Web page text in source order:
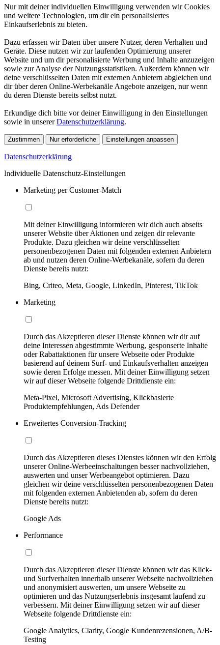
Nur mit deiner individuellen Einwilligung verwenden wir Cookies
und weitere Technologien, um dir ein personalisiertes
Einkaufserlebnis zu bieten.
Dazu erfassen wir Daten über unsere Nutzer, deren Verhalten und
Geräte. Diese nutzen wir zur laufenden Optimierung unserer
Website und um dir personalisierte Werbung und Inhalte anzuzeigen
sowie zur Analyse der Nutzungsstatistiken. Außerdem können wir
deine verschlüsselten Daten mit externen Anbietern abgleichen und
dir über deren Online-Werbekanäle Angebote anzeigen, nur wenn
du deren Dienste bereits selbst nutzt.
Erkundige dich bitte vor deiner Einwilligung in den Einstellungen
sowie in unsererDatenschutzerklärung.
Zustimmen Nur erforderliche Einstellungen anpassen
Datenschutzerklärung
Individuelle Datenschutz-Einstellungen
Marketing per Customer-Match
Mit deiner Einwilligung informieren wir dich auch abseits
unserer Website über Aktionen und zeigen dir relevante
Produkte. Dazu gleichen wir deine verschlüsselten
personenbezogenen Daten mit folgenden externen Anbietern
ab und nutzen deren Online-Werbekanäle, sofern du deren
Dienste bereits nutzt:
Bing, Criteo, Meta, Google, LinkedIn, Pinterest, TikTok
Marketing
Durch das Akzeptieren dieser Dienste können wir dir auf
deine Interessen abgestimmte Werbung, gesponserte Inhalte
oder Rabattaktionen für unsere Webseite oder Produkte
basierend auf deinem Surf- und Einkaufsverhalten anzeigen
sowie deren Erfolge messen. Mit deiner Einwilligung setzen
wir auf dieser Webseite folgende Drittdienste ein:
Meta-Pixel, Microsoft Advertising, Klickbasierte
Produktempfehlungen, Ads Defender
Erweitertes Conversion-Tracking
Durch das Akzeptieren dieses Dienstes können wir den Erfolg
unserer Online-Werbeeinschaltungen besser nachvollziehen,
auswerten und unser Werbeangebot optimieren. Dazu
gleichen wir deine verschlüsselten personenbezogenen Daten
mit folgenden externen Anbietenden ab, sofern du deren
Dienste bereits nutzt:
Google Ads
Performance
Durch das Akzeptieren dieser Dienste können wir das Klick-
und Surfverhalten innerhalb unserer Webseite nachvollziehen
und anonymisiert auswerten, um unsere Webseite zu
optimieren und das Nutzungserlebnis insgesamt laufend zu
verbessern. Mit deiner Einwilligung setzen wir auf dieser
Webseite folgende Drittdienste ein:
Google Analytics, Clarity, Google Kundenrezensionen, A/B-
Testing